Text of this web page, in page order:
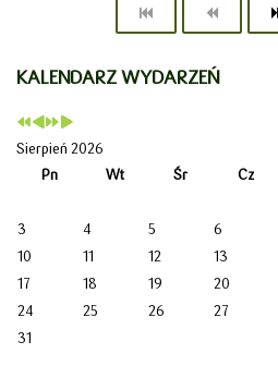
KALENDARZ WYDARZEŃ
Sierpień 2026
Pn
Wt Śr Cz
3
4 5 6
10
11 12 13
17
18 19 20
24
25 26 27
31